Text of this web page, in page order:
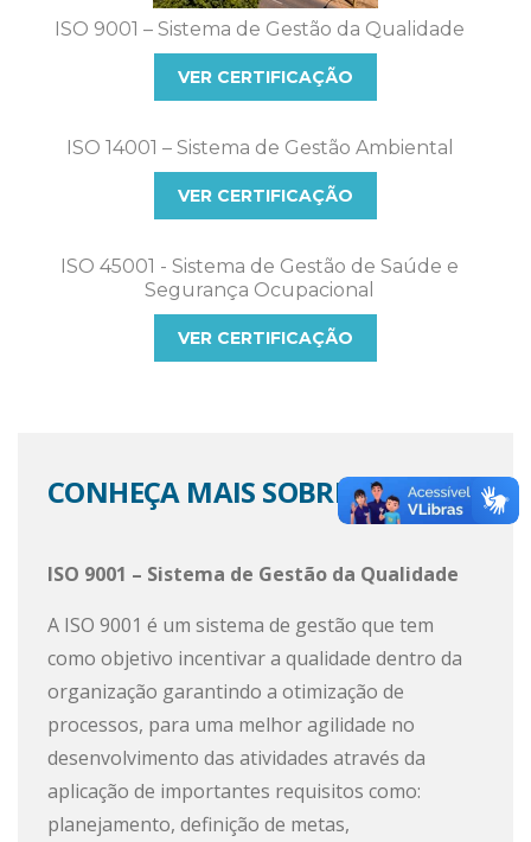
ISO 9001 – Sistema de Gestão da Qualidade
VER CERTIFICAÇÃO
ISO 14001 – Sistema de Gestão Ambiental
VER CERTIFICAÇÃO
ISO 45001 - Sistema de Gestão de Saúde e
Segurança Ocupacional
VER CERTIFICAÇÃO
CONHEÇA MAIS SOBRE AS ISO´S
ISO 9001 – Sistema de Gestão da Qualidade
A ISO 9001 é um sistema de gestão que tem
como objetivo incentivar a qualidade dentro da
organização garantindo a otimização de
processos, para uma melhor agilidade no
desenvolvimento das atividades através da
aplicação de importantes requisitos como:
planejamento, definição de metas,